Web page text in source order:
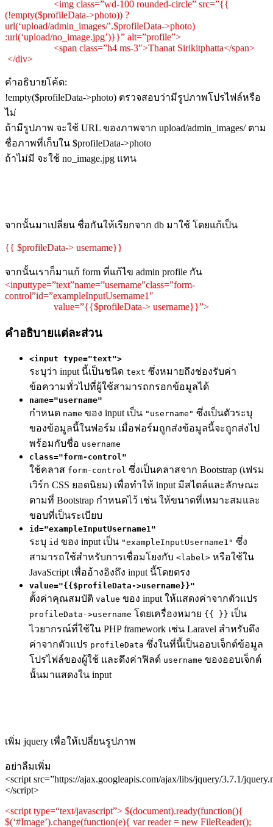
<img class=”wd-100 rounded-circle” src=”{{
(!empty($profileData->photo)) ?
url(‘upload/admin_images/’.$profileData->photo)
:url(‘upload/no_image.jpg’)}}” alt=”profile”>
<span class=”h4 ms-3″>Thanat Sirikitphatta</span>
</div>
คำอธิบายโค้ด:
!empty($profileData->photo) ตรวจสอบว่ามีรูปภาพโปรไฟล์หรือ
ไม่
ถ้ามีรูปภาพ จะใช้ URL ของภาพจาก upload/admin_images/ ตาม
ชื่อภาพที่เก็บใน $profileData->photo
ถ้าไม่มี จะใช้ no_image.jpg แทน
จากนั้นมาเปลี่ยน ชื่อกันให้เรียกจาก db มาใช้ โดยแก้เป็น
{{ $profileData-> username}}
จากนั้นเราก็มาแก้ form ที่แก้ไข admin profile กัน
<inputtype=”text”name=”username”class=”form-
control”id=”exampleInputUsername1″
value=”{{$profileData-> username}}”>
คำอธิบายแต่ละส่วน
<input type="text">
ระบุว่า input นี้เป็นชนิด text ซึ่งหมายถึงช่องรับค่า
ข้อความทั่วไปที่ผู้ใช้สามารถกรอกข้อมูลได้
name="username"
กำหนด name ของ input เป็น "username" ซึ่งเป็นตัวระบุ
ของข้อมูลนี้ในฟอร์ม เมื่อฟอร์มถูกส่งข้อมูลนี้จะถูกส่งไป
พร้อมกับชื่อ username
class="form-control"
ใช้คลาส form-control ซึ่งเป็นคลาสจาก Bootstrap (เฟรม
เวิร์ก CSS ยอดนิยม) เพื่อทำให้ input มีสไตล์และลักษณะ
ตามที่ Bootstrap กำหนดไว้ เช่น ให้ขนาดที่เหมาะสมและ
ขอบที่เป็นระเบียบ
id="exampleInputUsername1"
ระบุ id ของ input เป็น "exampleInputUsername1" ซึ่ง
สามารถใช้สำหรับการเชื่อมโยงกับ <label> หรือใช้ใน
JavaScript เพื่ออ้างอิงถึง input นี้โดยตรง
value="{{$profileData->username}}"
ตั้งค่าคุณสมบัติ value ของ input ให้แสดงค่าจากตัวแปร
profileData->username โดยเครื่องหมาย {{ }} เป็น
ไวยากรณ์ที่ใช้ใน PHP framework เช่น Laravel สำหรับดึง
ค่าจากตัวแปร profileData ซึ่งในที่นี้เป็นออบเจ็กต์ข้อมูล
โปรไฟล์ของผู้ใช้ และดึงค่าฟิลด์ username ของออบเจ็กต์
นั้นมาแสดงใน input
เพิ่ม jquery เพื่อให้เปลี่ยนรูปภาพ
อย่าลืมเพิ่ม
<script src=”https://ajax.googleapis.com/ajax/libs/jquery/3.7.1/
</script>
<script type=“text/javascript”> $(document).ready(function(){
$(‘#Image’).change(function(e){ varreader = new FileReader();